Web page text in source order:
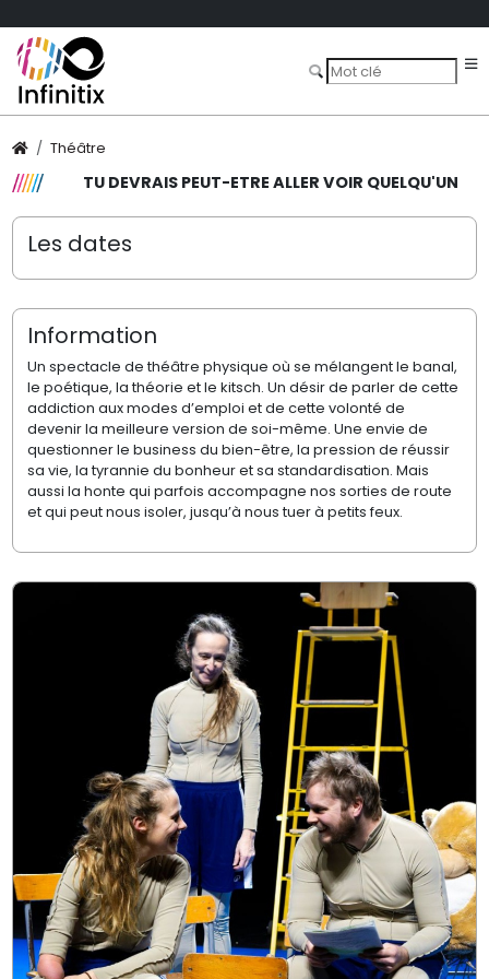
Théâtre
TU DEVRAIS PEUT-ETRE ALLER VOIR QUELQU'UN
Les dates
Information
Un spectacle de théâtre physique où se mélangent le banal,
le poétique, la théorie et le kitsch. Un désir de parler de cette
addiction aux modes d’emploi et de cette volonté de
devenir la meilleure version de soi-même. Une envie de
questionner le business du bien-être, la pression de réussir
sa vie, la tyrannie du bonheur et sa standardisation. Mais
aussi la honte qui parfois accompagne nos sorties de route
et qui peut nous isoler, jusqu’à nous tuer à petits feux.